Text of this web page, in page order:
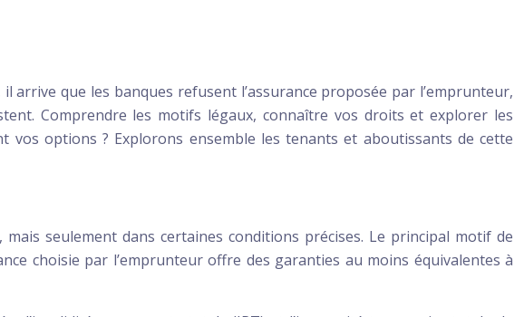
que les banques refusent l’assurance proposée par l’emprunteur,
Comprendre les motifs légaux, connaître vos droits et explorer les
options ? Explorons ensemble les tenants et aboutissants de cette
seulement dans certaines conditions précises. Le principal motif de
choisie par l’emprunteur offre des garanties au moins équivalentes à